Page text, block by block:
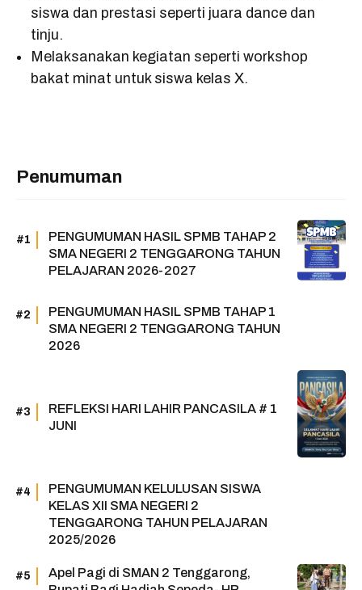
siswa dan prestasi seperti juara dance dan
tinju.
Melaksanakan kegiatan seperti workshop
bakat minat untuk siswa kelas X.
Penumuman
PENGUMUMAN HASIL SPMB TAHAP 2
SMA NEGERI 2 TENGGARONG TAHUN
PELAJARAN 2026-2027
PENGUMUMAN HASIL SPMB TAHAP 1
SMA NEGERI 2 TENGGARONG TAHUN
2026
REFLEKSI HARI LAHIR PANCASILA # 1
JUNI
PENGUMUMAN KELULUSAN SISWA
KELAS XII SMA NEGERI 2
TENGGARONG TAHUN PELAJARAN
2025/2026
Apel Pagi di SMAN 2 Tenggarong,